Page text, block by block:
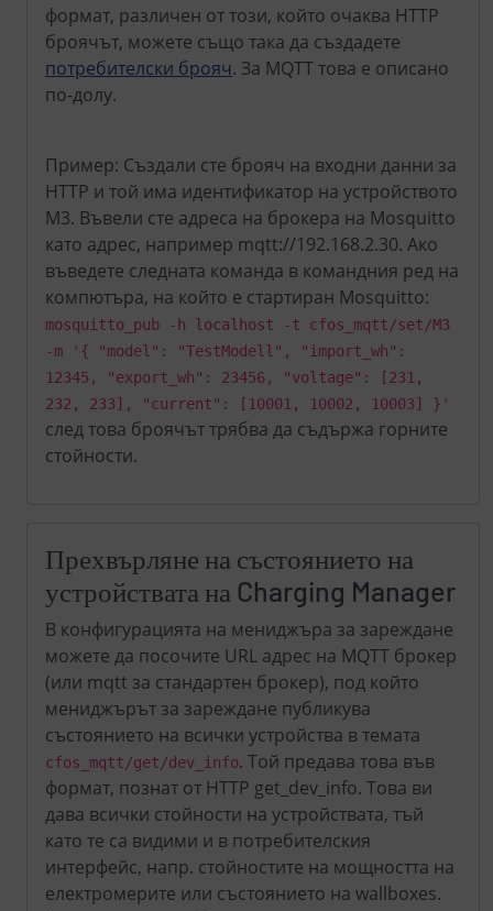
формат, различен от този, който очаква HTTP
броячът, можете също така да създадете
потребителски брояч. За MQTT това е описано
по-долу.
Пример: Създали сте брояч на входни данни за
HTTP и той има идентификатор на устройството
M3. Въвели сте адреса на брокера на Mosquitto
като адрес, например mqtt://192.168.2.30. Ако
въведете следната команда в командния ред на
компютъра, на който е стартиран Mosquitto:
mosquitto_pub -h localhost -t cfos_mqtt/set/M3
-m '{ "model": "TestModell", "import_wh":
12345, "export_wh": 23456, "voltage": [231,
232, 233], "current": [10001, 10002, 10003] }'
след това броячът трябва да съдържа горните
стойности.
Прехвърляне на състоянието на
устройствата на Charging Manager
В конфигурацията на мениджъра за зареждане
можете да посочите URL адрес на MQTT брокер
(или mqtt за стандартен брокер), под който
мениджърът за зареждане публикува
състоянието на всички устройства в темата
cfos_mqtt/get/dev_info. Той предава това във
формат, познат от HTTP get_dev_info. Това ви
дава всички стойности на устройствата, тъй
като те са видими и в потребителския
интерфейс, напр. стойностите на мощността на
електромерите или състоянието на wallboxes.